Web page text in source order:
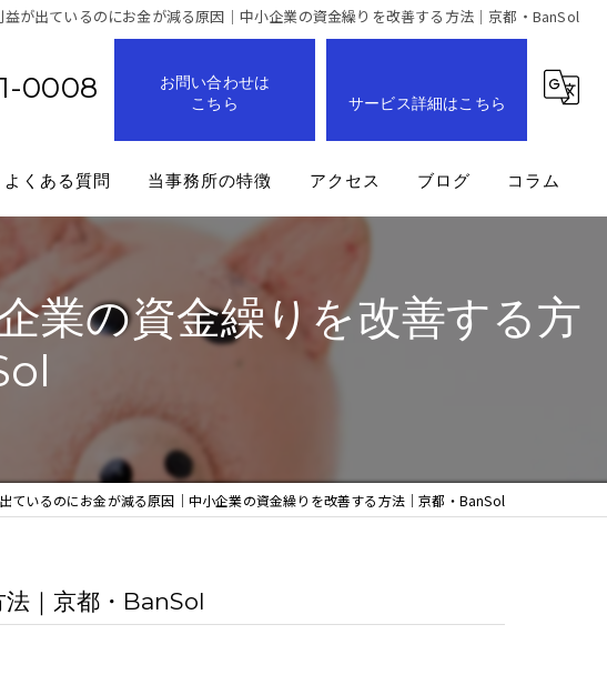
益が出ているのにお金が減る原因｜中小企業の資金繰りを改善する方法｜京都・BanSol
0008
お問い合わせは
こちら
サービス詳細はこちら
よくある質問 当事務所の特徴
企業
成長支援
アクセス ブログ コラム
業の資金繰りを改善する方
ているのにお金が減る原因｜中小企業の資金繰りを改善する方法｜京都・BanSol
｜京都・BanSol